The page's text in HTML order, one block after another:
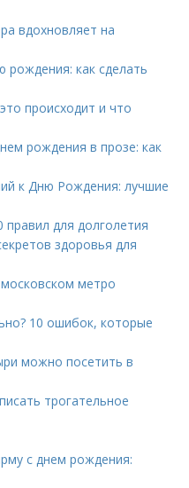
вдохновляет на
как сделать
происходит и что
рождения в прозе: как
к Дню Рождения: лучшие
для долголетия
здоровья для
метро
10 ошибок, которые
можно посетить в
трогательное
с днем рождения: